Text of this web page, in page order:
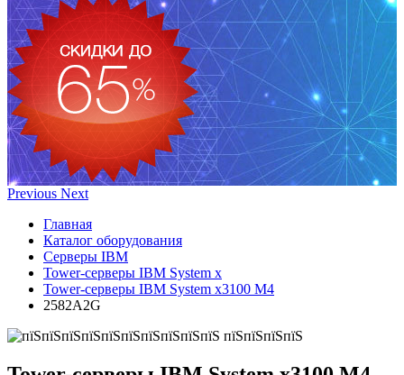
Previous Next
Главная
Каталог оборудования
Серверы IBM
Tower-серверы IBM System x
Tower-серверы IBM System x3100 M4
2582A2G